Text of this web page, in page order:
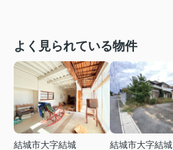
よく見られている物件
結城市大字結城
結城市大字結城